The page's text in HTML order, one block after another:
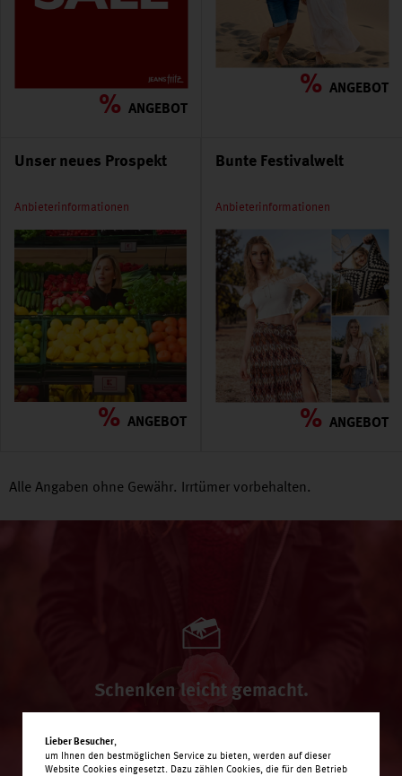
% ANGEBOT
% ANGEBOT
Unser neues Prospekt
Anbieterinformationen
% ANGEBOT
Bunte Festivalwelt
Anbieterinformationen
% ANGEBOT
Alle Angaben ohne Gewähr. Irrtümer vorbehalten.
Schenken leicht gemacht.
Lieber Besucher,
um Ihnen den bestmöglichen Service zu bieten, werden auf dieser
Website Cookies eingesetzt. Dazu zählen Cookies, die für den Betrieb